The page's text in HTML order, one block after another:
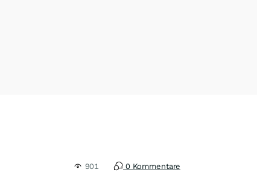
901 0 Kommentare